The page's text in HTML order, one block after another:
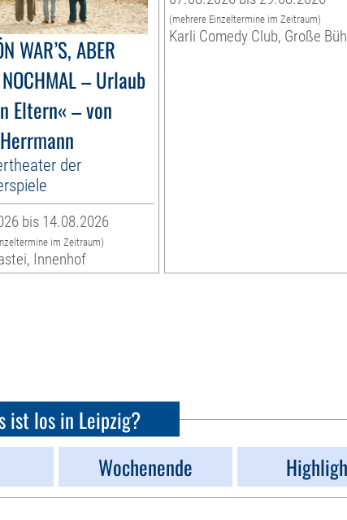
WAR’S, ABER
– Urlaub
Eltern« – von
der
bis 14.08.2026
im Zeitraum)
Innenhof
(mehrere Einzeltermine im Zeitraum)
Karli Comedy Club, Große
ist los in Leipzig?
Wochenende